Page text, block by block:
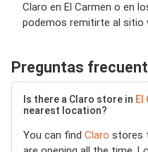
Claro en El Carmen o en
podemos remitirte al sitio
Preguntas
Is there a Claro store in El
nearest location?
You can find Claro stores